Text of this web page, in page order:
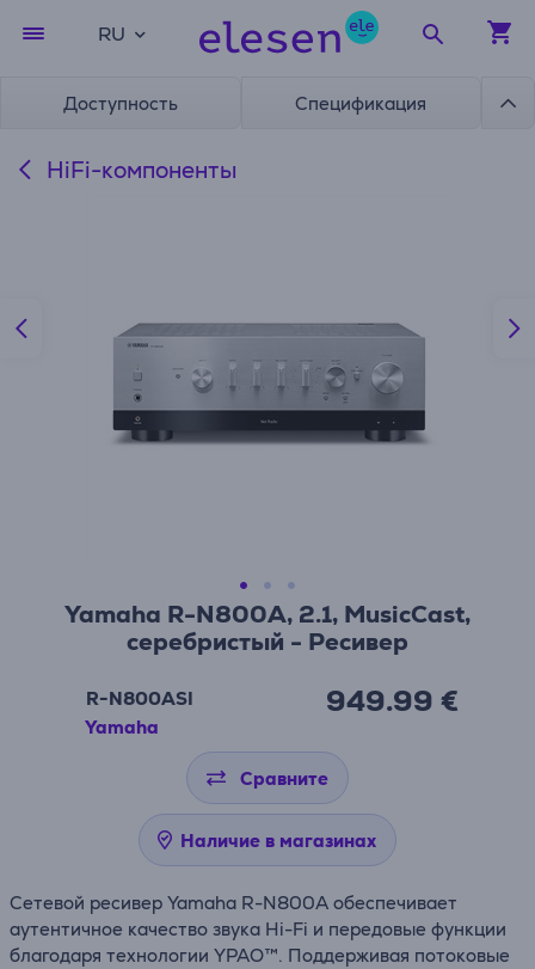
RU
Доступность Спецификация
HiFi-компоненты
Yamaha R-N800A, 2.1, MusicCast,
серебристый - Ресивер
R-N800ASI
Yamaha
949.99 €
Сравните
Наличие в магазинах
Сетевой ресивер Yamaha R-N800A обеспечивает
аутентичное качество звука Hi-Fi и передовые функции
благодаря технологии YPAO™. Поддерживая потоковые